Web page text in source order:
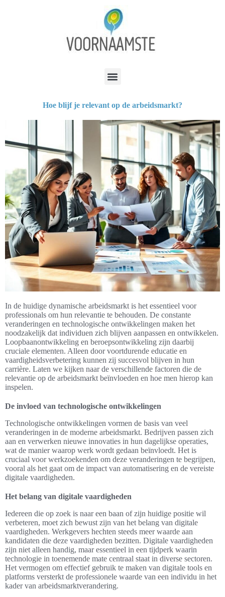
Hoe blijf je relevant op de arbeidsmarkt?
In de huidige dynamische arbeidsmarkt is het essentieel voor
professionals om hun relevantie te behouden. De constante
veranderingen en technologische ontwikkelingen maken het
noodzakelijk dat individuen zich blijven aanpassen en ontwikkelen.
Loopbaanontwikkeling en beroepsontwikkeling zijn daarbij
cruciale elementen. Alleen door voortdurende educatie en
vaardigheidsverbetering kunnen zij succesvol blijven in hun
carrière. Laten we kijken naar de verschillende factoren die de
relevantie op de arbeidsmarkt beïnvloeden en hoe men hierop kan
inspelen.
De invloed van technologische ontwikkelingen
Technologische ontwikkelingen vormen de basis van veel
veranderingen in de moderne arbeidsmarkt. Bedrijven passen zich
aan en verwerken nieuwe innovaties in hun dagelijkse operaties,
wat de manier waarop werk wordt gedaan beïnvloedt. Het is
cruciaal voor werkzoekenden om deze veranderingen te begrijpen,
vooral als het gaat om de impact van automatisering en de vereiste
digitale vaardigheden.
Het belang van digitale vaardigheden
Iedereen die op zoek is naar een baan of zijn huidige positie wil
verbeteren, moet zich bewust zijn van het belang van digitale
vaardigheden. Werkgevers hechten steeds meer waarde aan
kandidaten die deze vaardigheden bezitten. Digitale vaardigheden
zijn niet alleen handig, maar essentieel in een tijdperk waarin
technologie in toenemende mate centraal staat in diverse sectoren.
Het vermogen om effectief gebruik te maken van digitale tools en
platforms versterkt de professionele waarde van een individu in het
kader van arbeidsmarktverandering.